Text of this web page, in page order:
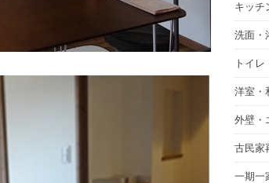
キッチ
洗面・
トイレ
洋室・
外壁・
古民家
一期一